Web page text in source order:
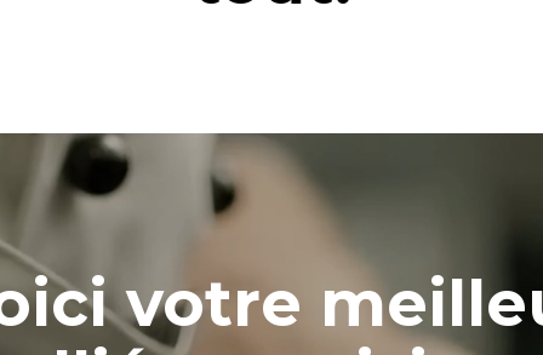
votre